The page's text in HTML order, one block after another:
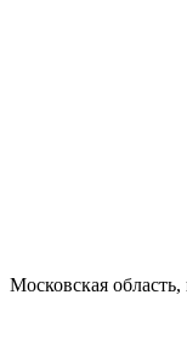
Московская